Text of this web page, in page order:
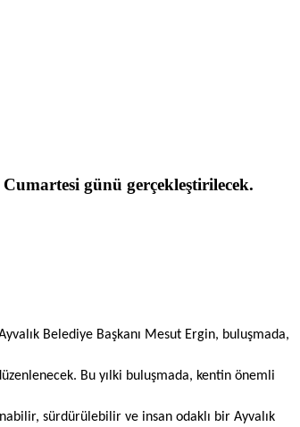
günü gerçekleştirilecek.
Belediye Başkanı Mesut Ergin, buluşmada,
Bu yılki buluşmada, kentin önemli
sürdürülebilir ve insan odaklı bir Ayvalık